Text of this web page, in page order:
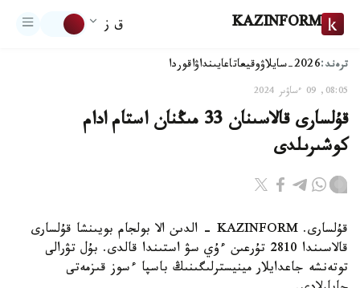
KAZINFORM ق ز
ترەند:2026-سايلاۋ وقيعاتاعايىنداۋاقوردا
08:05, 09 ءساۋىر 2024
قۇلسارى قالاسىنان 33 مىڭنان استام ادام
كوشىرىلدى
قۇلسارى. KAZINFORM - الدىن الا بولجام بويىنشا قۇلسارى
قالاسىندا 2810 تۇرعىن ءۇي سۋ استىندا قالدى. بۇل تۋرالى
توتەنشە جاعدايلار مينيسترلىگىنىڭ باسپا ءسوز قىزمەتى